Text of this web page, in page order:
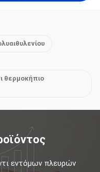
θερμοκήπιο
εντόμων πλευρών